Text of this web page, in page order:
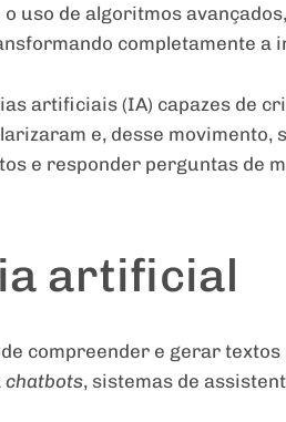
o uso de algoritmos
completamente a
artificiais (IA) capazes de
e, desse movimento,
e responder perguntas de
artificial
compreender e gerar
chatbots, sistemas de